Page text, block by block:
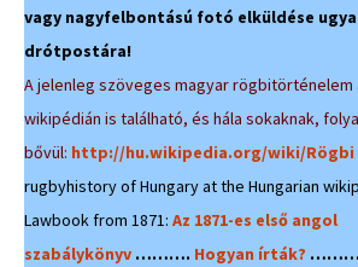
vagy nagyfelbontású fotó elküldése
drótpostára!
A jelenleg szöveges magyar rögbitörténelem
wikipédián is található, és hála sokaknak,
bővül: http://hu.wikipedia.org/wiki/Rögbi
rugbyhistory of Hungary at the Hungarian
Lawbook from 1871: Az 1871-es első angol
szabálykönyv ………. Hogyan írták?